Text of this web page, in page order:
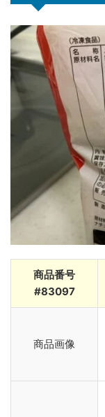
商品番号
#83097
商品画像